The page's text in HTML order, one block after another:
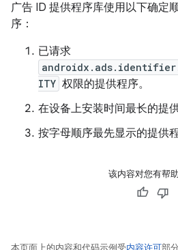
广告 ID 提供程序库使用以下确定
序：
已请求
ITY 权限的提供程序。
在设备上安装时间最长的提供
按字母顺序最先显示的提供程
该内容对您有帮
本页面上的内容和代码示例受内容许可部